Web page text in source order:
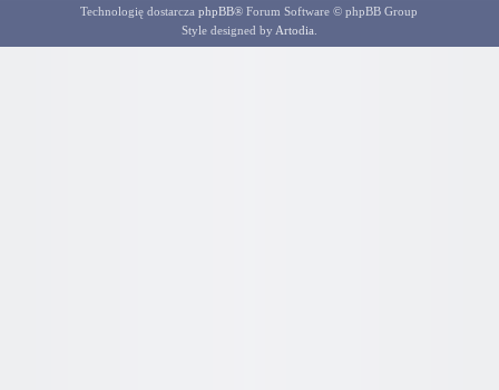
Technologię dostarczaphpBB® Forum Software © phpBB Group
Style designed by Artodia